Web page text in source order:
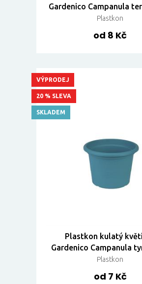
Gardenico Campanula
Plastkon
od 8 Kč
Plastkon kulatý
Gardenico Campanula
Plastkon
od 7 Kč
VÝPRODEJ
20 % SLEVA
SKLADEM